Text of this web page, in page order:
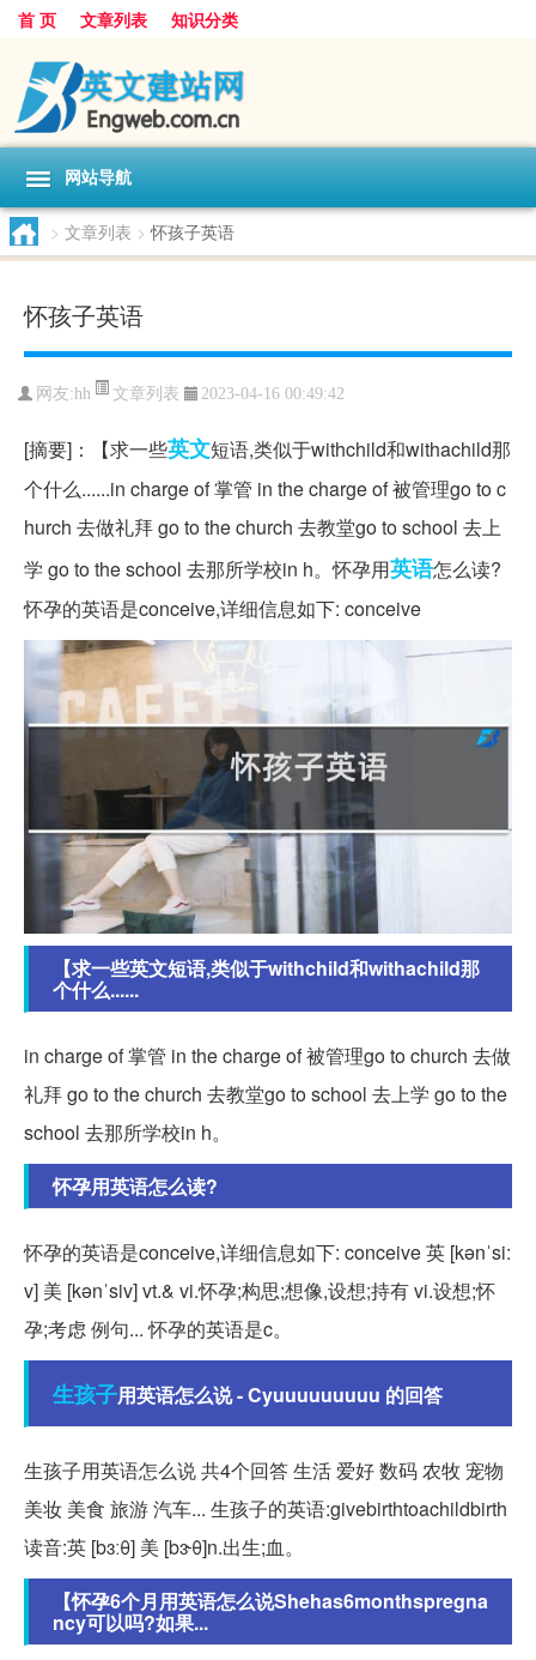
首 页 文章列表 知识分类
网站导航
> 文章列表 > 怀孩子英语
怀孩子英语
网友:hh 文章列表 2023-04-16 00:49:42
[摘要]：【求一些英文短语,类似于withchild和withachild那
个什么......in charge of 掌管 in the charge of 被管理go to c
hurch 去做礼拜 go to the church 去教堂go to school 去上
学 go to the school 去那所学校in h。怀孕用英语怎么读?
怀孕的英语是conceive,详细信息如下: conceive
【求一些英文短语,类似于withchild和withachild那
个什么......
in charge of 掌管 in the charge of 被管理go to church 去做
礼拜 go to the church 去教堂go to school 去上学 go to the
school 去那所学校in h。
怀孕用英语怎么读?
怀孕的英语是conceive,详细信息如下: conceive 英 [kənˈsi:
v] 美 [kənˈsiv] vt.& vi.怀孕;构思;想像,设想;持有 vi.设想;怀
孕;考虑 例句... 怀孕的英语是c。
生孩子用英语怎么说 - Cyuuuuuuuuu 的回答
生孩子用英语怎么说 共4个回答 生活 爱好 数码 农牧 宠物
美妆 美食 旅游 汽车... 生孩子的英语:givebirthtoachildbirth
读音:英 [bɜːθ] 美 [bɝθ]n.出生;血。
【怀孕6个月用英语怎么说Shehas6monthspregna
ncy可以吗?如果...